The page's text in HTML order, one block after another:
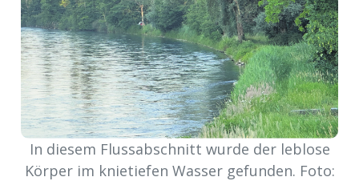
App
AuwIn diesem Flussabschnitt wurde der leblose
Körper im knietiefen Wasser gefunden. Foto: